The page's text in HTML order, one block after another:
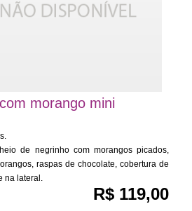
morango mini
de negrinho com morangos picados,
raspas de chocolate, cobertura de
na lateral.
R$ 119,00